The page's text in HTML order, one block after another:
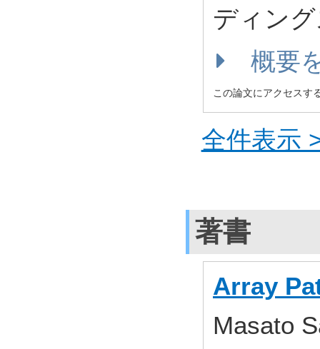
ディン
概要
この論文にアクセスす
全件表示
著書
Array
Masato